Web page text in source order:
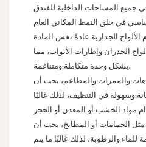
جميع المساحات الداخلية للفندق
الجدارية عادةً نفس المادة
الجدران وإطارات الأبواب، مما
يشكل وحدة متكاملة ومتناغمة.
والممرات والمطاعم، يجب أن
وسهولة في التنظيف، لذلك غالبًا
الحمامات أو المطابخ، يجب أن
للماء والرطوبة، لذلك غالبًا ما يتم